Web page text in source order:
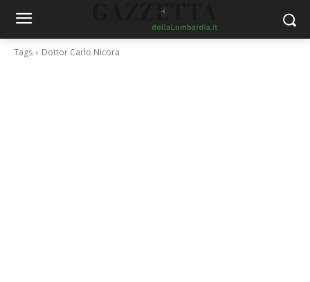
Tags Dottor Carlo Nicora